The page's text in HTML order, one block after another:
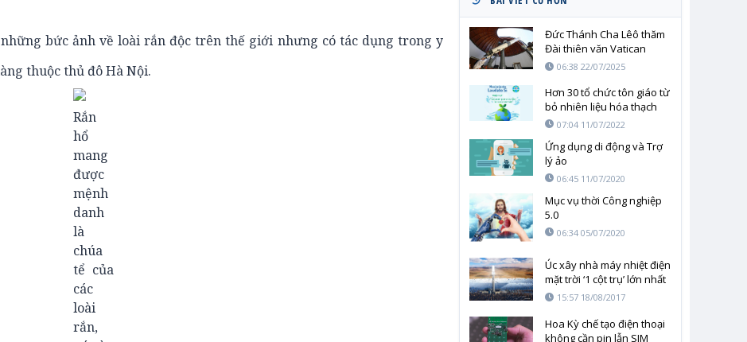
bức ảnh về loài rắn độc trên thế giới nhưng có tác dụng trong y
thuộc thủ đô Hà Nội.
Rắn
hổ
mang
được
mệnh
danh
là
chúa
tể của
các
loài
rắn,
Đức Thánh Cha Lêô thăm
Đài thiên văn Vatican
nhân 56 năm ngày con
trăng
06:38 22/07/2025
Hơn 30 tổ chức tôn giáo từ
bỏ nhiên liệu hóa thạch
07:04 11/07/2022
Ứng dụng di động và Trợ
lý ảo
06:45 11/07/2020
Mục vụ thời Công nghiệp
5.0
06:34 05/07/2020
Úc xây nhà máy nhiệt điện
mặt trời ‘1 cột trụ’ lớn nhất
thế giới
15:57 18/08/2017
Hoa Kỳ chế tạo điện thoại
không cần pin lẫn SIM